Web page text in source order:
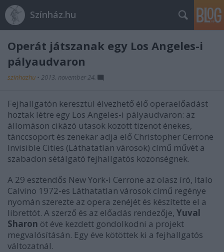
Színház.hu
Operát játszanak egy Los Angeles-i
pályaudvaron
szinhazhu • 2013. november 24.
Fejhallgatón keresztül élvezhető élő operaelőadást
hoztak létre egy Los Angeles-i pályaudvaron: az
állomáson cikázó utasok között tizenöt énekes,
tánccsoport és zenekar adja elő Christopher Cerrone
Invisible Cities (Láthatatlan városok) című művét a
szabadon sétálgató fejhallgatós közönségnek.
A 29 esztendős New York-i Cerrone az olasz író, Italo
Calvino 1972-es Láthatatlan városok című regénye
nyomán szerezte az opera zenéjét és készítette el a
librettót. A szerző és az előadás rendezője, Yuval
Sharon öt éve kezdett gondolkodni a projekt
megvalósításán. Egy éve kötöttek ki a fejhallgatós
változatnál.